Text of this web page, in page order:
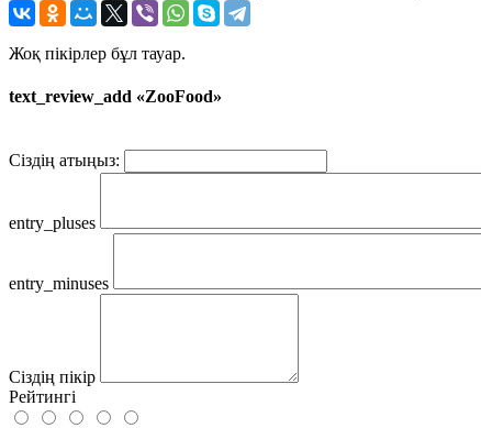
Жоқ пікірлер бұл тауар.
text_review_add «ZooFood»
Сіздің атыңыз:
entry_pluses
entry_minuses
Сіздің пікір
Рейтингі